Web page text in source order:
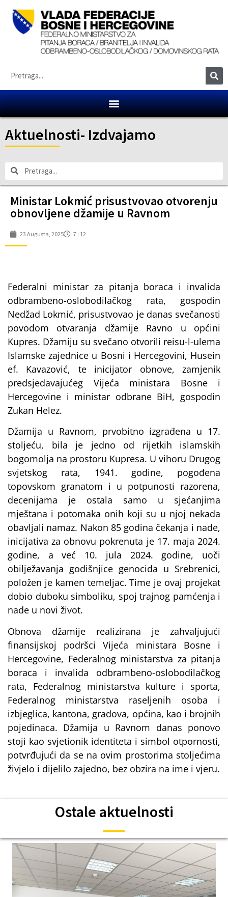
Aktuelnosti- Izdvajamo
Ministar Lokmić prisustvovao otvorenju
obnovljene džamije u Ravnom
23 Augusta, 2025 7 : 12
Federalni ministar za pitanja boraca i invalida
odbrambeno-oslobodilačkog rata, gospodin
Nedžad Lokmić, prisustvovao je danas svečanosti
povodom otvaranja džamije Ravno u općini
Kupres. Džamiju su svečano otvorili reisu-l-ulema
Islamske zajednice u Bosni i Hercegovini, Husein
ef. Kavazović, te inicijator obnove, zamjenik
predsjedavajućeg Vijeća ministara Bosne i
Hercegovine i ministar odbrane BiH, gospodin
Zukan Helez.
Džamija u Ravnom, prvobitno izgrađena u 17.
stoljeću, bila je jedno od rijetkih islamskih
bogomolja na prostoru Kupresa. U vihoru Drugog
svjetskog rata, 1941. godine, pogođena
topovskom granatom i u potpunosti razorena,
decenijama je ostala samo u sjećanjima
mještana i potomaka onih koji su u njoj nekada
obavljali namaz. Nakon 85 godina čekanja i nade,
inicijativa za obnovu pokrenuta je 17. maja 2024.
godine, a već 10. jula 2024. godine, uoči
obilježavanja godišnjice genocida u Srebrenici,
položen je kamen temeljac. Time je ovaj projekat
dobio duboku simboliku, spoj trajnog pamćenja i
nade u novi život.
Obnova džamije realizirana je zahvaljujući
finansijskoj podršci Vijeća ministara Bosne i
Hercegovine, Federalnog ministarstva za pitanja
boraca i invalida odbrambeno-oslobodilačkog
rata, Federalnog ministarstva kulture i sporta,
Federalnog ministarstva raseljenih osoba i
izbjeglica, kantona, gradova, općina, kao i brojnih
pojedinaca. Džamija u Ravnom danas ponovo
stoji kao svjetionik identiteta i simbol otpornosti,
potvrđujući da se na ovim prostorima stoljećima
živjelo i dijelilo zajedno, bez obzira na ime i vjeru.
Ostale aktuelnosti